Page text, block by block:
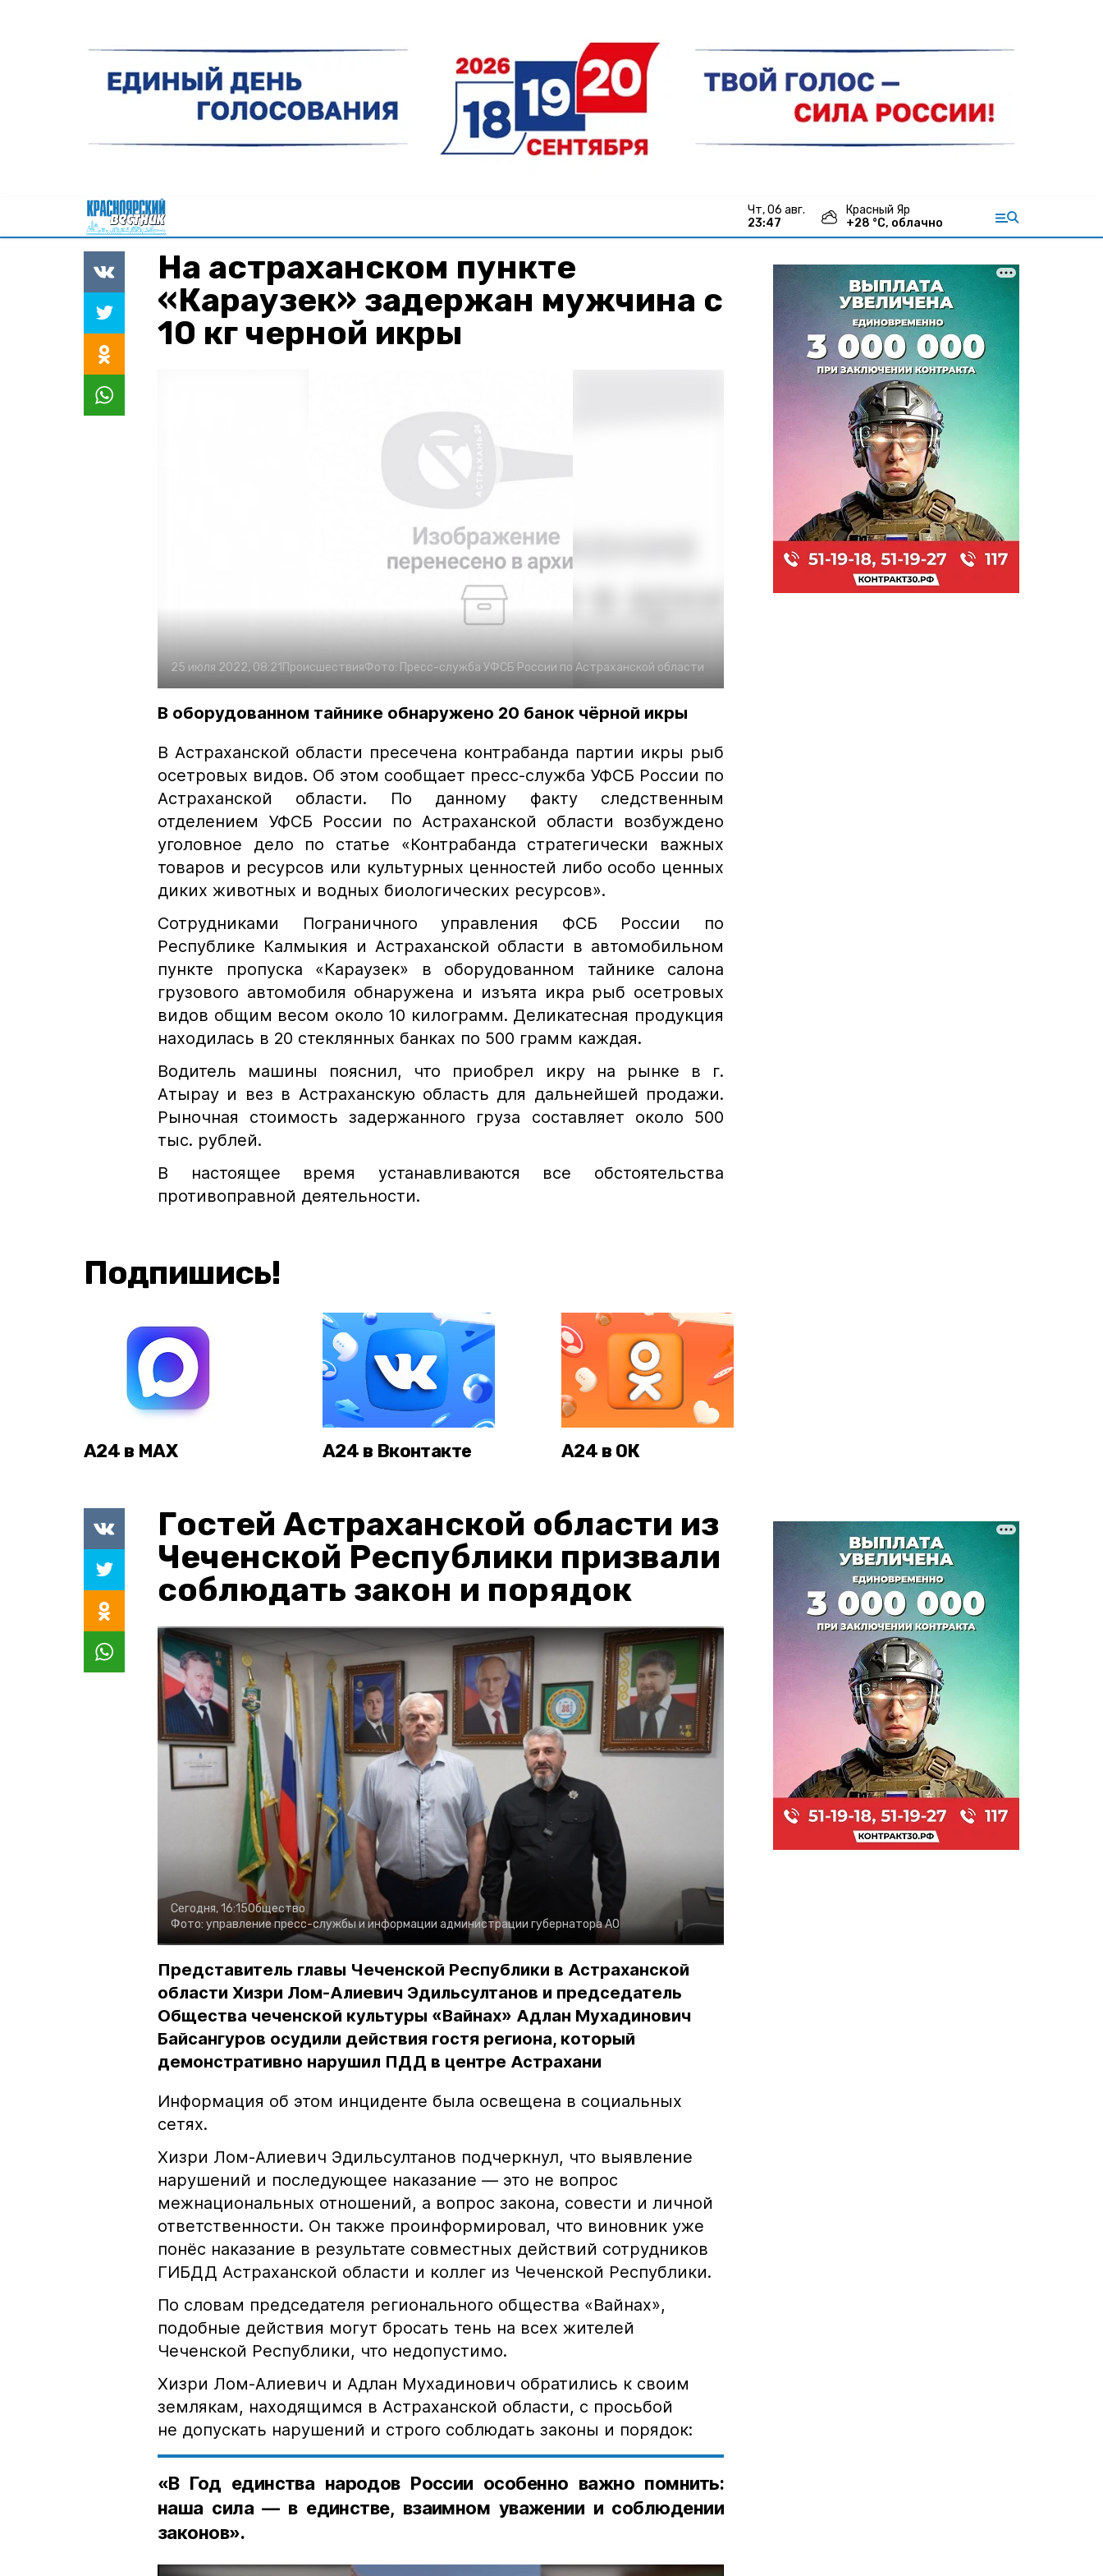
чт, 06 авг.
23:47
Красный Яр
+28 °С, облачно
На астраханском пункте
«Караузек» задержан мужчина с
10 кг черной икры
25 июля 2022, 08:21 ПроисшествияФото: Пресс-служба УФСБ России по Астраханской области
В оборудованном тайнике обнаружено 20 банок чёрной икры
В Астраханской области пресечена контрабанда партии икры рыб
осетровых видов. Об этом сообщает пресс-служба УФСБ России по
Астраханской области. По данному факту следственным
отделением УФСБ России по Астраханской области возбуждено
уголовное дело по статье «Контрабанда стратегически важных
товаров и ресурсов или культурных ценностей либо особо ценных
диких животных и водных биологических ресурсов».
Сотрудниками Пограничного управления ФСБ России по
Республике Калмыкия и Астраханской области в автомобильном
пункте пропуска «Караузек» в оборудованном тайнике салона
грузового автомобиля обнаружена и изъята икра рыб осетровых
видов общим весом около 10 килограмм. Деликатесная продукция
находилась в 20 стеклянных банках по 500 грамм каждая.
Водитель машины пояснил, что приобрел икру на рынке в г.
Атырау и вез в Астраханскую область для дальнейшей продажи.
Рыночная стоимость задержанного груза составляет около 500
тыс. рублей.
В настоящее время устанавливаются все обстоятельства
противоправной деятельности.
Подпишись!
А24 в MAX А24 в Вконтакте А24 в ОК
Гостей Астраханской области из
Чеченской Республики призвали
соблюдать закон и порядок
Сегодня, 16:15Общество
Фото: управление пресс-службы и информации администрации губернатора АО
Представитель главы Чеченской Республики в Астраханской
области Хизри Лом-Алиевич Эдильсултанов и председатель
Общества чеченской культуры «Вайнах» Адлан Мухадинович
Байсангуров осудили действия гостя региона, который
демонстративно нарушил ПДД в центре Астрахани
Информация об этом инциденте была освещена в социальных
сетях.
Хизри Лом-Алиевич Эдильсултанов подчеркнул, что выявление
нарушений и последующее наказание — это не вопрос
межнациональных отношений, а вопрос закона, совести и личной
ответственности. Он также проинформировал, что виновник уже
понёс наказание в результате совместных действий сотрудников
ГИБДД Астраханской области и коллег из Чеченской Республики.
По словам председателя регионального общества «Вайнах»,
подобные действия могут бросать тень на всех жителей
Чеченской Республики, что недопустимо.
Хизри Лом-Алиевич и Адлан Мухадинович обратились к своим
землякам, находящимся в Астраханской области, с просьбой
не допускать нарушений и строго соблюдать законы и порядок:
«В Год единства народов России особенно важно помнить:
наша сила — в единстве, взаимном уважении и соблюдении
законов».